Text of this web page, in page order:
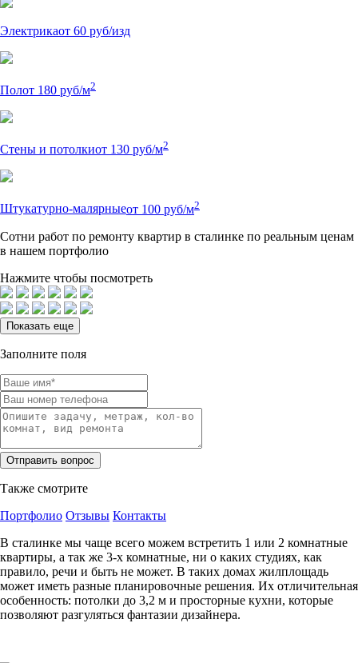
Электрикаот 60 руб/изд
Полот 180 руб/м2
Стены и потолкиот 130 руб/м2
Штукатурно-малярныеот 100 руб/м2
Сотни работ по ремонту квартир в сталинке по реальным ценам
в нашем портфолио
Нажмите чтобы посмотреть
Показать еще
Заполните поля
Также смотрите
Портфолио Отзывы Контакты
В сталинке мы чаще всего можем встретить 1 или 2 комнатные
квартиры, а так же 3-х комнатные, ни о каких студиях, как
правило, речи и быть не может. В таких домах жилплощадь
может иметь разные планировочные решения. Их отличительная
особенность: потолки до 3,2 м и просторные кухни, которые
позволяют разгуляться фантазии дизайнера.